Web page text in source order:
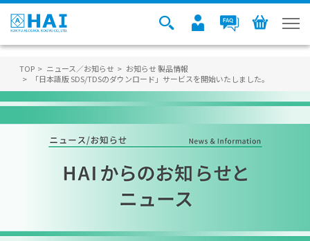
TOP ニュース／お知らせ お知らせ製品情報
「日本語版 SDS/TDSのダウンロード」サービスを開始いたしました。